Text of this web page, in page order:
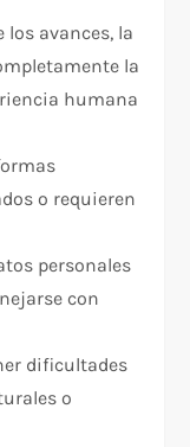
los avances, la
la
humana
o requieren
personales
con
dificultades
o